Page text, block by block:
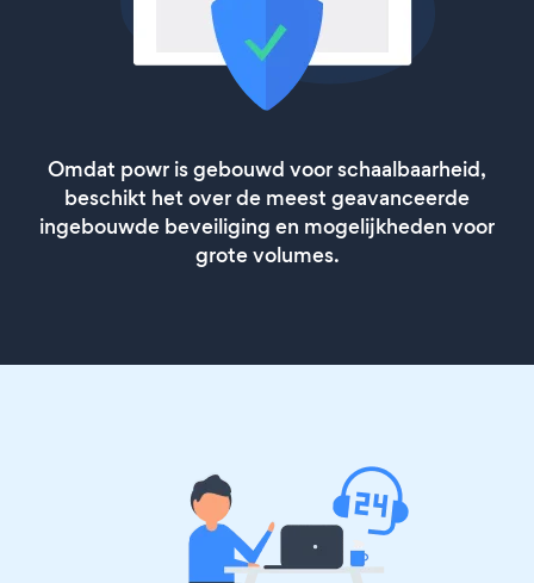
Omdat powr is gebouwd voor schaalbaarheid,
beschikt het over de meest geavanceerde
ingebouwde beveiliging en mogelijkheden voor
grote volumes.